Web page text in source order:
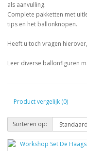
als aanvulling.
Complete pakketten met
tips en het ballonknopen.
Heeft u toch vragen
Leer diverse ballonfiguren
Product vergelijk (0)
Sorteren op: